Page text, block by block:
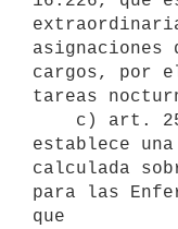
cargos, por
tareas
establece una
calculada
para las
que